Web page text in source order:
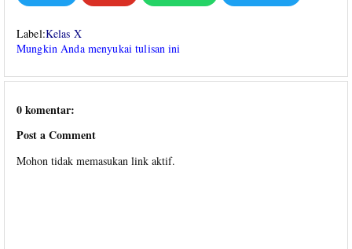
Label:Kelas X
Mungkin Anda menyukai tulisan ini
0 komentar:
Post a Comment
Mohon tidak memasukan link aktif.